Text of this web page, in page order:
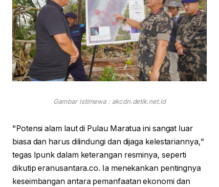
Gambar Istimewa : akcdn.detik.net.id
"Potensi alam laut di Pulau Maratua ini sangat luar
biasa dan harus dilindungi dan dijaga kelestariannya,"
tegas Ipunk dalam keterangan resminya, seperti
dikutip eranusantara.co. Ia menekankan pentingnya
keseimbangan antara pemanfaatan ekonomi dan